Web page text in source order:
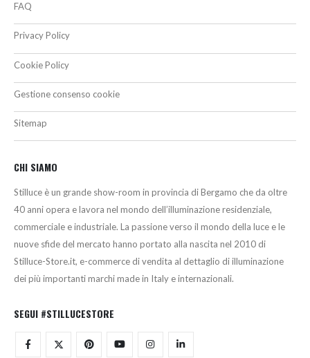
FAQ
Privacy Policy
Cookie Policy
Gestione consenso cookie
Sitemap
CHI SIAMO
Stilluce è un grande show-room in provincia di Bergamo che da oltre
40 anni opera e lavora nel mondo dell’illuminazione residenziale,
commerciale e industriale. La passione verso il mondo della luce e le
nuove sfide del mercato hanno portato alla nascita nel 2010 di
Stilluce-Store.it, e-commerce di vendita al dettaglio di illuminazione
dei più importanti marchi made in Italy e internazionali.
SEGUI #STILLUCESTORE